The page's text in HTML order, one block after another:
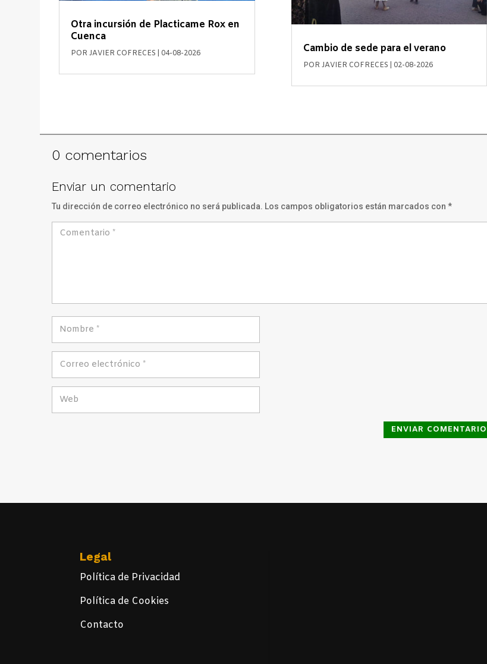
Otra incursión de Placticame Rox en
Cuenca
PORJAVIER COFRECES 04-08-2026 Cambio de sede para el verano
POR JAVIER COFRECES 02-08-2026
0 comentarios
Enviar un comentario
Tu dirección de correo electrónico no será publicada. Los campos obligatorios están marcados con*
ENVIAR COMENTARIO
Legal
Política de Privacidad
Política de Cookies
Contacto